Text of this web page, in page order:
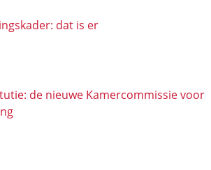
dat is er
de nieuwe Kamer­commissie voor